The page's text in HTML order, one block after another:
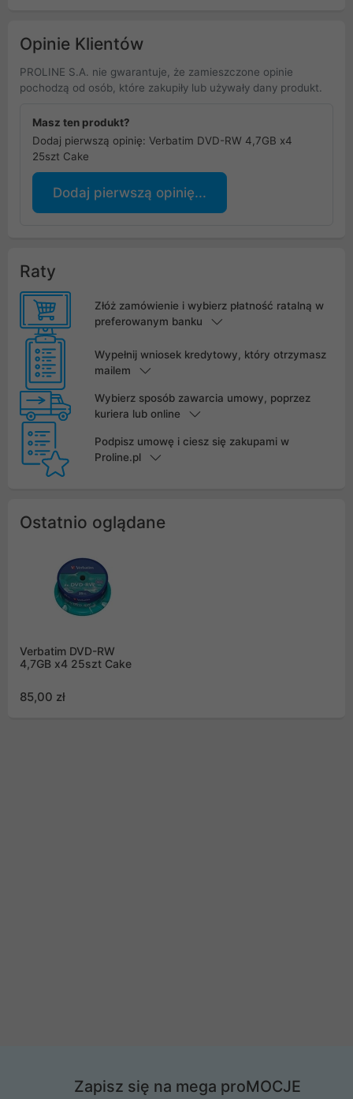
Opinie Klientów
PROLINE S.A. nie gwarantuje, że zamieszczone opinie
pochodzą od osób, które zakupiły lub używały dany produkt.
Masz ten produkt?
Dodaj pierwszą opinię: Verbatim DVD-RW 4,7GB x4
25szt Cake
Dodaj pierwszą opinię...
Raty
Złóż zamówienie i wybierz płatność ratalną w
preferowanym banku
Wypełnij wniosek kredytowy, który otrzymasz
mailem
Wybierz sposób zawarcia umowy, poprzez
kuriera lub online
Podpisz umowę i ciesz się zakupami w
Proline.pl
Ostatnio oglądane
Verbatim DVD-RW
4,7GB x4 25szt Cake
85,00 zł
Zapisz się na mega proMOCJE